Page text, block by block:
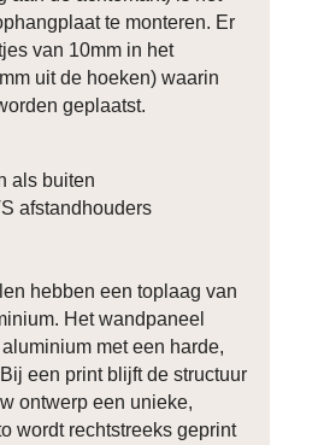
te monteren. Er
van 10mm in het
uit de hoeken) waarin
geplaatst.
als buiten
afstandhouders
hebben een toplaag van
Het wandpaneel
met een harde,
een print blijft de structuur
ontwerp een unieke,
wordt rechtstreeks geprint